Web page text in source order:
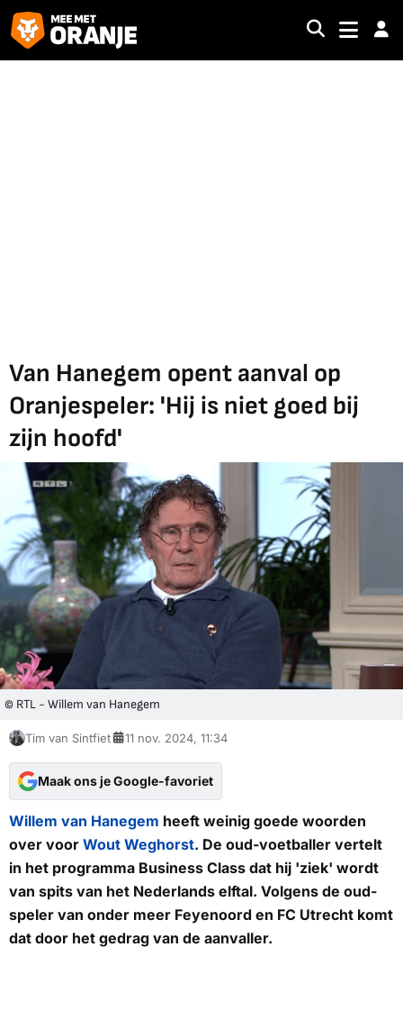
Van Hanegem opent aanval op
Oranjespeler: 'Hij is niet goed bij
zijn hoofd'
© RTL - Willem van Hanegem
Tim van Sintfiet 11 nov. 2024, 11:34
Maak ons je Google-favoriet
Willem van Hanegem heeft weinig goede woorden
over voor Wout Weghorst. De oud-voetballer vertelt
in het programma Business Class dat hij 'ziek' wordt
van spits van het Nederlands elftal. Volgens de oud-
speler van onder meer Feyenoord en FC Utrecht komt
dat door het gedrag van de aanvaller.